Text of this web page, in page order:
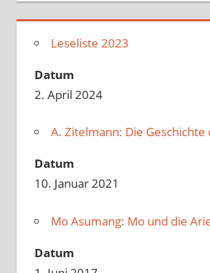
Leseliste 2023
Datum
2. April 2024
A. Zitelmann: Die Geschichte
Datum
10. Januar 2021
Mo Asumang: Mo und die
Datum